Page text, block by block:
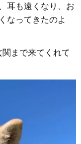
耳も遠くなり、お
なってきたのよ
まで来てくれて